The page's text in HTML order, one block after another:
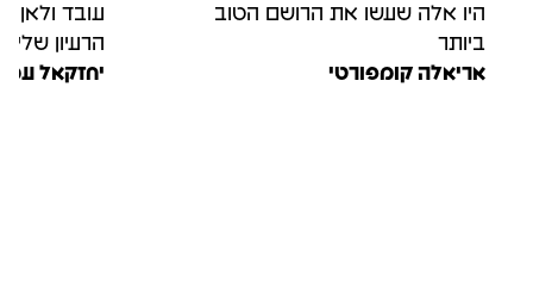
היו אלה שעשו את הרושם הטוב
ביותר
אריאלה קומפורטי
עובד ולאן
הרעיון שלי
יחזקאל